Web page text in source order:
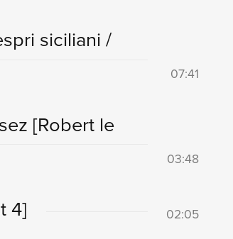
siciliani /
07:41
[Robert le
03:48
4] 02:05